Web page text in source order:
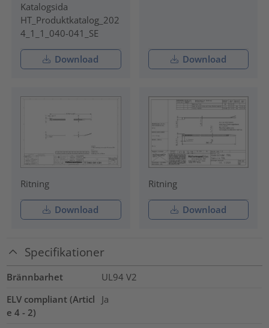
Katalogsida
HT_Produktkatalog_202
4_1_1_040-041_SE
Download Download
Ritning
Download
Ritning
Download
Specifikationer
Brännbarhet
UL94 V2
ELV compliant (Articl
e 4 - 2)
Ja